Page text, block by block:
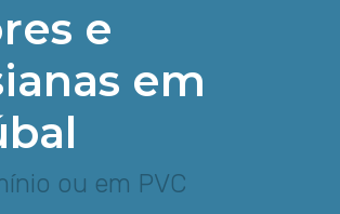
e
em
ou em PVC